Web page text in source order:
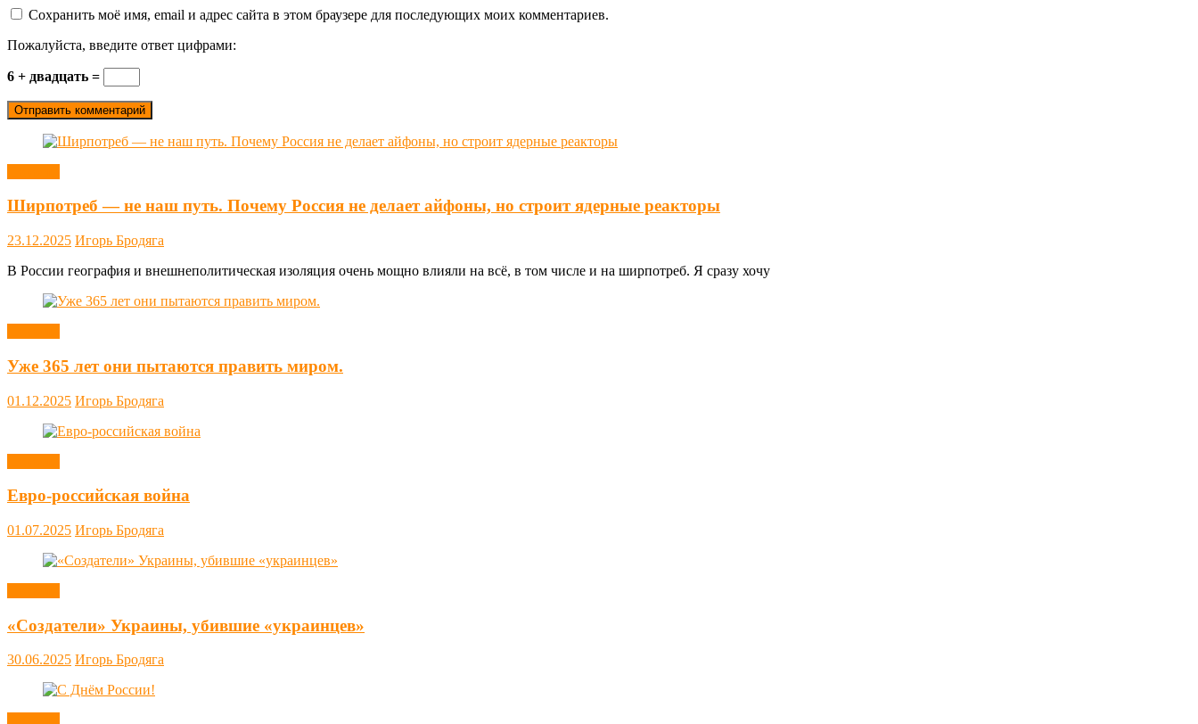
Сохранить моё имя, email и адрес сайта в этом браузере для последующих моих комментариев.
Пожалуйста, введите ответ цифрами:
6 + двадцать =
Ширпотреб — не наш путь. Почему Россия не делает айфоны, но строит ядерные реакторы
23.12.2025 Игорь Бродяга
В России география и внешнеполитическая изоляция очень мощно влияли на всё, в том числе и на ширпотреб. Я сразу хочу
Уже 365 лет они пытаются править миром.
01.12.2025 Игорь Бродяга
Евро-российская война
01.07.2025 Игорь Бродяга
«Создатели» Украины, убившие «украинцев»
30.06.2025 Игорь Бродяга